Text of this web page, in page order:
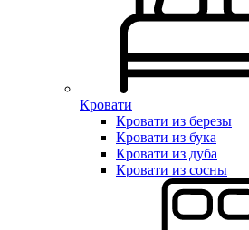
Кровати
Кровати из березы
Кровати из бука
Кровати из дуба
Кровати из сосны